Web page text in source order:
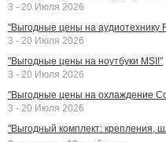
3 - 20 Июля 2026
"Выгодные цены на аудиотехнику
3 - 20 Июля 2026
"Выгодные цены на ноутбуки MSI!"
3 - 20 Июля 2026
"Выгодные цены на охлаждение
3 - 20 Июля 2026
"Выгодный комплект: крепления,